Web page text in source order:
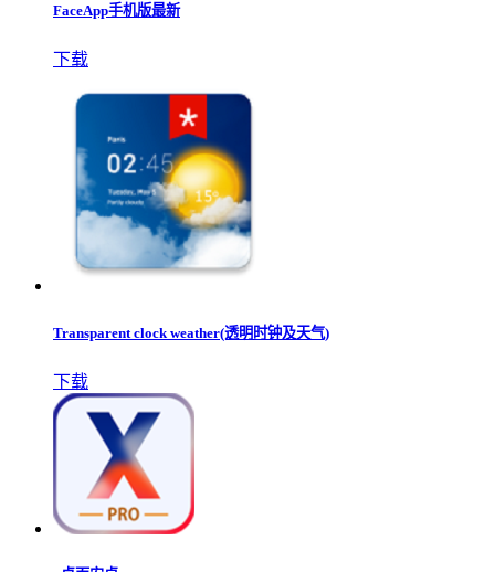
FaceApp手机版最新
下载
Transparent clock weather(透明时钟及天气)
下载